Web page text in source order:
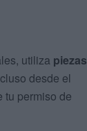
utiliza piezas
desde el
tu permiso de